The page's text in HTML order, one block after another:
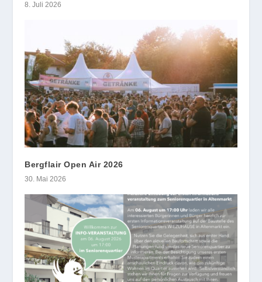
8. Juli 2026
Bergflair Open Air 2026
30. Mai 2026